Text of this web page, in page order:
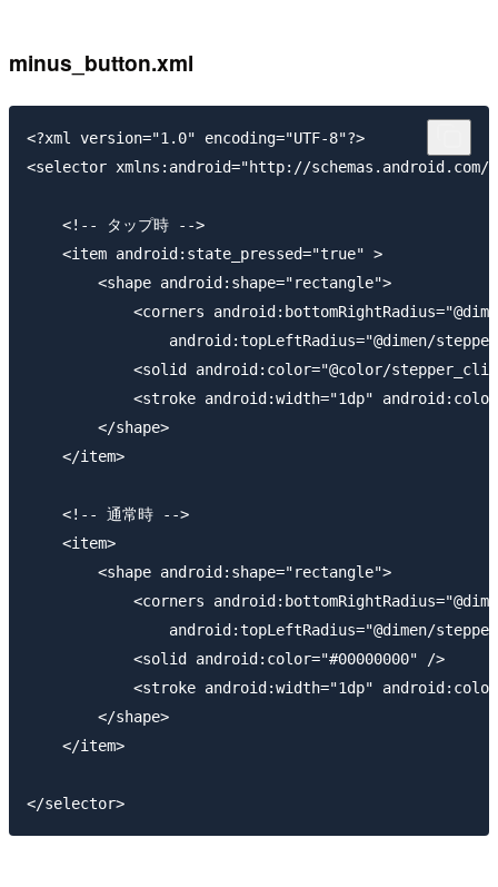
minus_button.xml
<?xml version="1.0" encoding="UTF-8"?>
<selector xmlns:android="http://schemas.android.com/
    <!-- タップ時 -->
    <item android:state_pressed="true" >
        <shape android:shape="rectangle">
<corners
android:topLeftRadius="@dimen/
<solid android:color="@color/
<stroke android:width="1dp"
        </shape>
    </item>
    <!-- 通常時 -->
    <item>
        <shape android:shape="rectangle">
<corners
android:topLeftRadius="@dimen/
            <solid android:color="#00000000" />
<stroke android:width="1dp"
        </shape>
    </item>